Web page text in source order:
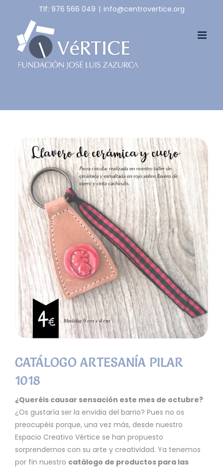
content
Tlf: 976 566 049 | info@centrovertice.org
View
Larger
Image
CATÁLOGO ARTESANÍA PILAR
1018
¿Queréis causar sensación este mes de octubre?
¿Os gustaría ser la envidia del barrio? Pues no os
preocupéis porque, una vez más, desde nuestro
Espacio Creativo Vértice se han propuesto
sorprendernos con su arte y creatividad. Ya tenemos
por fin nuestro catálogo de productos para las